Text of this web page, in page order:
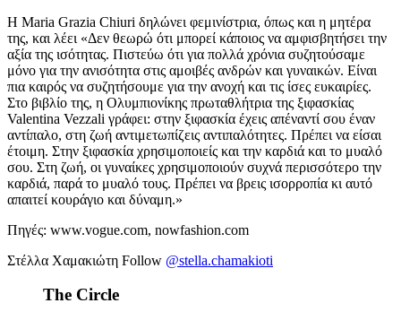
Η Maria Grazia Chiuri δηλώνει φεμινίστρια, όπως και η μητέρα
της, και λέει «Δεν θεωρώ ότι μπορεί κάποιος να αμφισβητήσει την
αξία της ισότητας. Πιστεύω ότι για πολλά χρόνια συζητούσαμε
μόνο για την ανισότητα στις αμοιβές ανδρών και γυναικών. Είναι
πια καιρός να συζητήσουμε για την ανοχή και τις ίσες ευκαιρίες.
Στο βιβλίο της, η Ολυμπιονίκης πρωταθλήτρια της ξιφασκίας
Valentina Vezzali γράφει: στην ξιφασκία έχεις απέναντί σου έναν
αντίπαλο, στη ζωή αντιμετωπίζεις αντιπαλότητες. Πρέπει να είσαι
έτοιμη. Στην ξιφασκία χρησιμοποιείς και την καρδιά και το μυαλό
σου. Στη ζωή, οι γυναίκες χρησιμοποιούν συχνά περισσότερο την
καρδιά, παρά το μυαλό τους. Πρέπει να βρεις ισορροπία κι αυτό
απαιτεί κουράγιο και δύναμη.»
Πηγές: www.vogue.com, nowfashion.com
Στέλλα Χαμακιώτη Follow @stella.chamakioti
The Circle